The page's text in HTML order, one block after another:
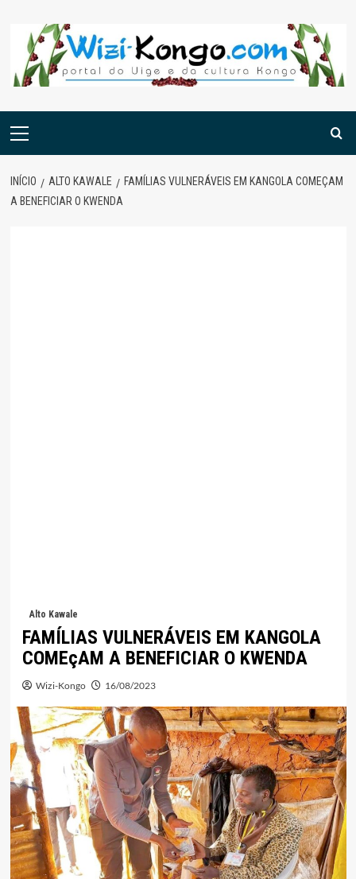
content
Menu
INÍCIO ALTO KAWALE
FAMÍLIAS VULNERÁVEIS EM KANGOLA COMEÇAM
A BENEFICIAR O KWENDA
Alto Kawale
FAMÍLIAS VULNERÁVEIS EM KANGOLA
COMEçAM A BENEFICIAR O KWENDA
Wizi-Kongo 16/08/2023